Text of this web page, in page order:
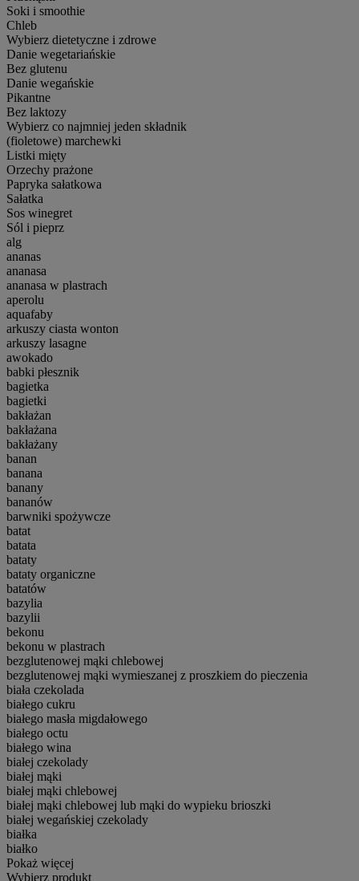
Soki i smoothie
Chleb
Wybierz dietetyczne i zdrowe
Danie wegetariańskie
Bez glutenu
Danie wegańskie
Pikantne
Bez laktozy
Wybierz co najmniej jeden składnik
(fioletowe) marchewki
Listki mięty
Orzechy prażone
Papryka sałatkowa
Sałatka
Sos winegret
Sól i pieprz
alg
ananas
ananasa
ananasa w plastrach
aperolu
aquafaby
arkuszy ciasta wonton
arkuszy lasagne
awokado
babki płesznik
bagietka
bagietki
bakłażan
bakłażana
bakłażany
banan
banana
banany
bananów
barwniki spożywcze
batat
batata
bataty
bataty organiczne
batatów
bazylia
bazylii
bekonu
bekonu w plastrach
bezglutenowej mąki chlebowej
bezglutenowej mąki wymieszanej z proszkiem do pieczenia
biała czekolada
białego cukru
białego masła migdałowego
białego octu
białego wina
białej czekolady
białej mąki
białej mąki chlebowej
białej mąki chlebowej lub mąki do wypieku brioszki
białej wegańskiej czekolady
białka
białko
Pokaż więcej
Wybierz produkt